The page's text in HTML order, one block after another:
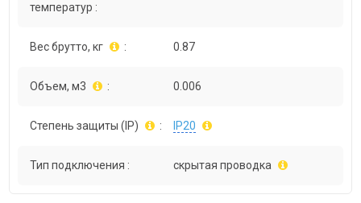
температур :
Вес брутто, кг : 0.87
Объем, м3 : 0.006
Степень защиты (IP) : IP20
Тип подключения : скрытая проводка